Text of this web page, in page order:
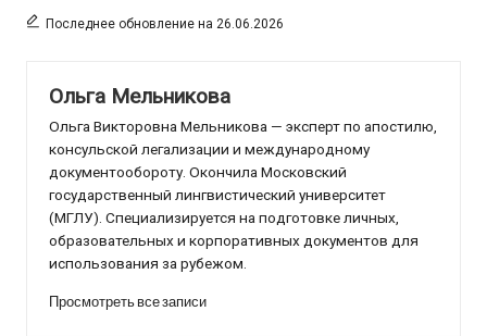
Последнее обновление на 26.06.2026
Ольга Мельникова
Ольга Викторовна Мельникова — эксперт по апостилю,
консульской легализации и международному
документообороту. Окончила Московский
государственный лингвистический университет
(МГЛУ). Специализируется на подготовке личных,
образовательных и корпоративных документов для
использования за рубежом.
Просмотреть все записи